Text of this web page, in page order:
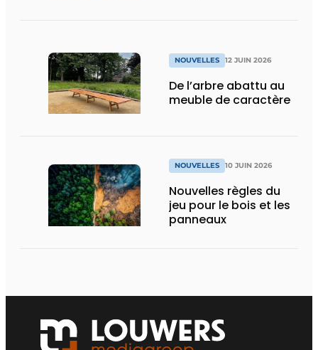
NOUVELLES 12 JUIN 2026
De l’arbre abattu au
meuble de caractère
NOUVELLES 10 JUIN 2026
Nouvelles règles du
jeu pour le bois et les
panneaux